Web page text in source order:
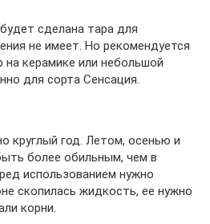
сделана тара для
не имеет. Но рекомендуется
керамике или небольшой
для сорта Сенсация.
круглый год. Летом, осенью и
более обильным, чем в
использованием нужно
скопилась жидкость, ее нужно
корни.